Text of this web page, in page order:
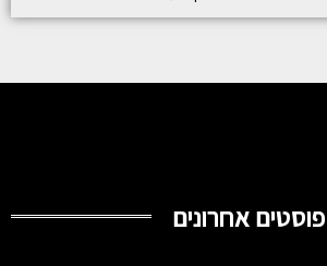
פוסטים אחרונים